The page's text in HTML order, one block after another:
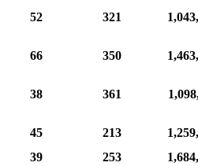
52 321
66 350
38 361
45 213
39 253